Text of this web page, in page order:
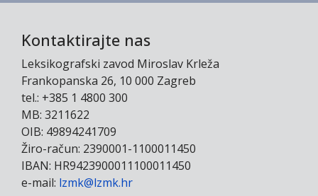
Kontaktirajte nas
Leksikografski zavod Miroslav Krleža
Frankopanska 26, 10 000 Zagreb
tel.: +385 1 4800 300
MB: 3211622
OIB: 49894241709
Žiro-račun: 2390001-1100011450
IBAN: HR9423900011100011450
e-mail: lzmk@lzmk.hr